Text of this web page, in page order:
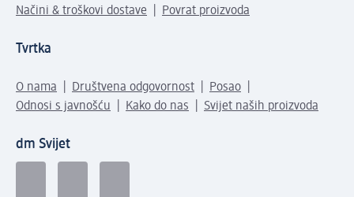
Načini & troškovi dostave
Povrat proizvoda
Tvrtka
O nama Društvena odgovornost
Posao
Odnosi s javnošću
Kako do nas Svijet naših proizvoda
dm Svijet